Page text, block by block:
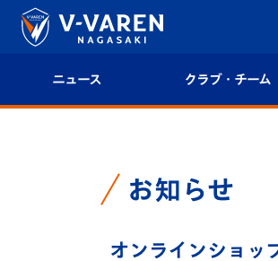
ニュース クラブ・チーム
お知らせ
オンラインショッ